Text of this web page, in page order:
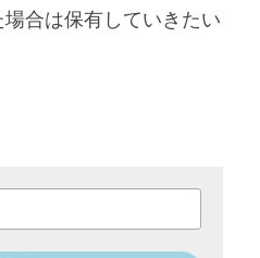
合は保有していきたい